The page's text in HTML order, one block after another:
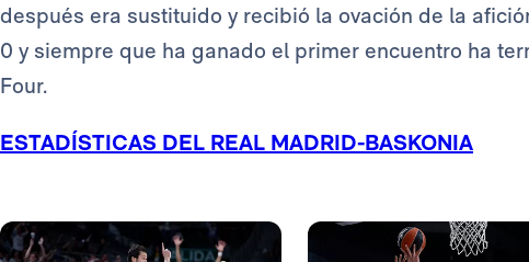
después era sustituido y recibió la ovación de la
0 y siempre que ha ganado el primer encuentro ha
Four.
ESTADÍSTICAS DEL REAL MADRID-BASKONIA